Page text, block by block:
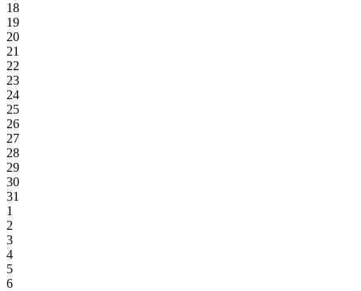
18
19
20
21
22
23
24
25
26
27
28
29
30
31
1
2
3
4
5
6